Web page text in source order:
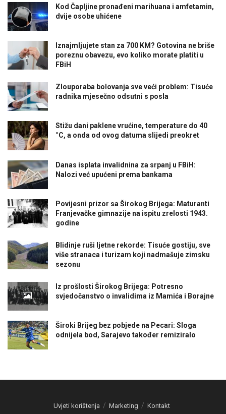
Kod Čapljine pronađeni marihuana i amfetamin,
dvije osobe uhićene
Iznajmljujete stan za 700 KM? Gotovina ne briše
poreznu obavezu, evo koliko morate platiti u
FBiH
Zlouporaba bolovanja sve veći problem: Tisuće
radnika mjesečno odsutni s posla
Stižu dani paklene vrućine, temperature do 40
°C, a onda od ovog datuma slijedi preokret
Danas isplata invalidnina za srpanj u FBiH:
Nalozi već upućeni prema bankama
Povijesni prizor sa Širokog Brijega: Maturanti
Franjevačke gimnazije na ispitu zrelosti 1943.
godine
Blidinje ruši ljetne rekorde: Tisuće gostiju, sve
više stranaca i turizam koji nadmašuje zimsku
sezonu
Iz prošlosti Širokog Brijega: Potresno
svjedočanstvo o invalidima iz Mamića i Borajne
Široki Brijeg bez pobjede na Pecari: Sloga
odnijela bod, Sarajevo također remiziralo
Uvjeti korištenja Marketing Kontakt